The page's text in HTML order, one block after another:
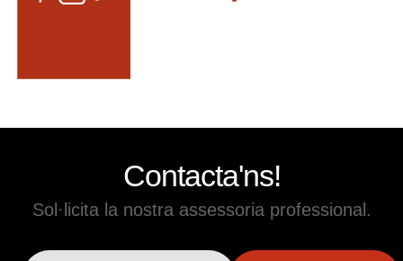
Contacta'ns!
Sol·licita la nostra assessoria professional.